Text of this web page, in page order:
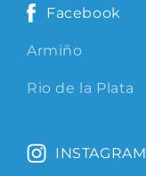
Facebook
Armiño
Rio de la Plata
INSTAGRAM